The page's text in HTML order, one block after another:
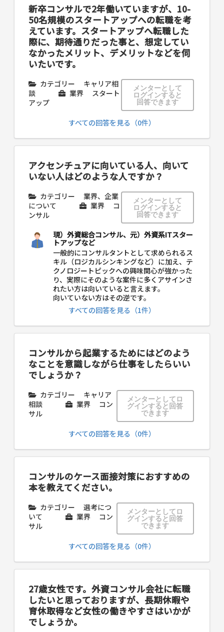
新卒コンサルで2年働いていますが、10-
50名規模のスタートアップへの転職を考
えています。スタートアップへ転職した
際に、期待通りだった事と、想定してい
なかったメリット、デメリットなどを伺
いたいです。
カテゴリー
キャリア相
談
業界
スタート
アップ
メンターとして
ログインすると
回答できます
すべての回答を見る（0件）
アクセンチュアに向いている人、向いて
いない人はどのような人ですか？
カテゴリー
業界、企業
について
業界
コ
ンサル
メンターとして
ログインすると
回答できます
現）外資総合コンサル、元）外資系ITスター
トアップなど
一般的にコンサルタントとして求められるス
キル（ロジカルシンキングなど）に加え、テ
クノロジートピックへの興味関心が強かった
り、実際にそのような案件に多くアサインさ
れたい方は向いていると言えます。
向いていない方はその逆です。
すべての回答を見る（1件）
コンサルから起業するためにはどのよう
なことを意識しながら仕事をしたらいい
でしょうか？
カテゴリー
キャリア
相談
業界
コン
サル
メンターとしてロ
グインすると回答
できます
すべての回答を見る（0件）
コンサルのケース面接対策におすすめの
本を教えてください。
カテゴリー
選考につ
いて
業界
コン
サル
メンターとしてロ
グインすると回答
できます
すべての回答を見る（0件）
27歳女性です。外資コンサル会社に転職
したいと思っておりますが、長期休暇や
育休取得など女性の働きやすさはいかが
でしょうか。